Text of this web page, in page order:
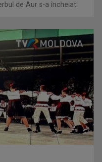
românești. Povestea
de Aur s-a încheiat.